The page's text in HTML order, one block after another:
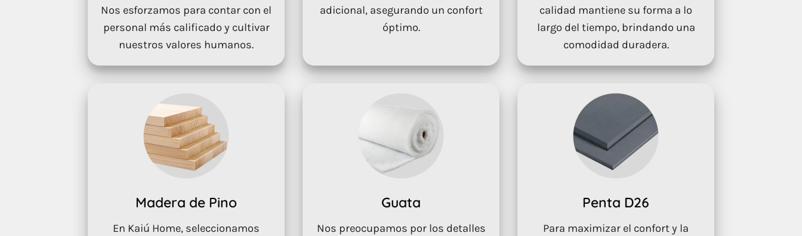
Nos esforzamos para contar con el
personal más calificado y cultivar
nuestros valores humanos.
adicional, asegurando un confort
óptimo.
calidad mantiene su forma a lo
largo del tiempo, brindando una
comodidad duradera.
Madera de Pino
En Kaiú Home, seleccionamos
Guata
Nos preocupamos por los detalles
Penta D26
Para maximizar el confort y la